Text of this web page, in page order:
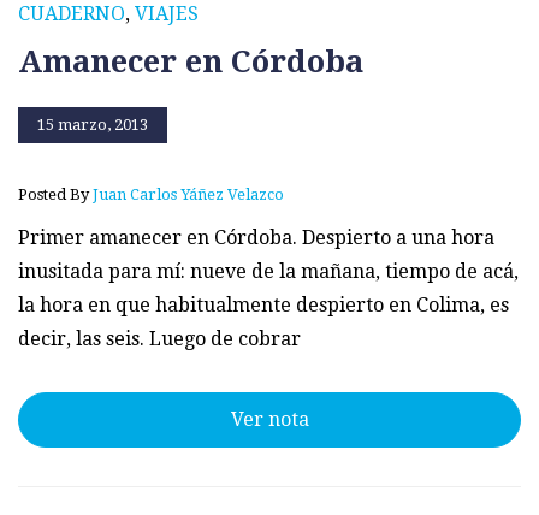
CUADERNO, VIAJES
Amanecer en Córdoba
15 marzo, 2013
Posted ByJuan Carlos Yáñez Velazco
Primer amanecer en Córdoba. Despierto a una hora
inusitada para mí: nueve de la mañana, tiempo de acá,
la hora en que habitualmente despierto en Colima, es
decir, las seis. Luego de cobrar
Ver nota